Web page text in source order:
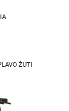
ŽUTI